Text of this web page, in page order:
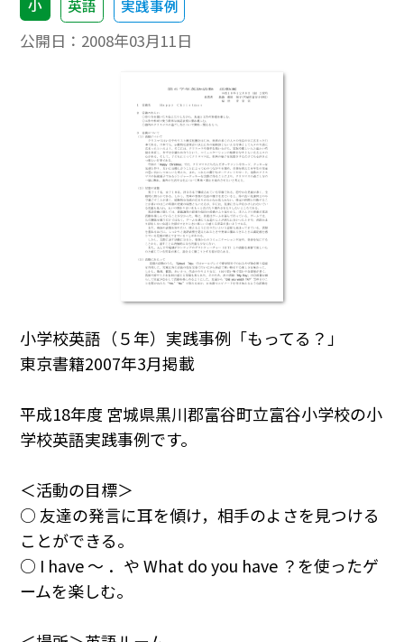
小 英語 実践事例
公開日： 2008年03月11日
小学校英語（５年）実践事例「もってる？」
東京書籍2007年3月掲載
平成18年度 宮城県黒川郡富谷町立富谷小学校の小
学校英語実践事例です。
＜活動の目標＞
○ 友達の発言に耳を傾け，相手のよさを見つける
ことができる。
○ I have ～ ．や What do you have ？を使ったゲ
ームを楽しむ。